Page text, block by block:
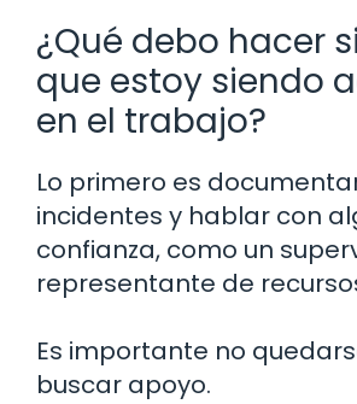
¿Qué debo hacer
que estoy siendo
en el trabajo?
Lo primero es
incidentes y hablar con
confianza, como un
representante de
Es importante no
buscar apoyo.